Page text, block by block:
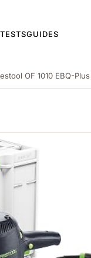
TESTSGUIDES
OF 1010 EBQ-